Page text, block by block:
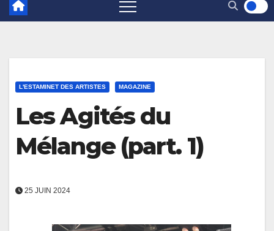
L'ESTAMINET DES ARTISTES MAGAZINE
Les Agités du
Mélange (part. 1)
25 JUIN 2024